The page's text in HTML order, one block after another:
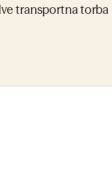
transportna torba